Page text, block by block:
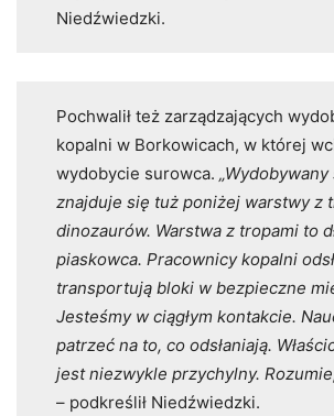
Niedźwiedzki.
Pochwalił też zarządzających
kopalni w Borkowicach, w której
wydobycie surowca.
znajduje się tuż poniżej warstwy z
dinozaurów. Warstwa z tropami to
piaskowca. Pracownicy kopalni
transportują bloki w bezpieczne
Jesteśmy w ciągłym kontakcie.
patrzeć na to, co odsłaniają.
jest niezwykle przychylny.
– podkreślił Niedźwiedzki.